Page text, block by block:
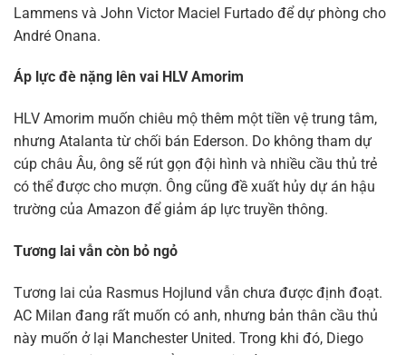
Lammens và John Victor Maciel Furtado để dự phòng cho
André Onana.
Áp lực đè nặng lên vai HLV Amorim
HLV Amorim muốn chiêu mộ thêm một tiền vệ trung tâm,
nhưng Atalanta từ chối bán Ederson. Do không tham dự
cúp châu Âu, ông sẽ rút gọn đội hình và nhiều cầu thủ trẻ
có thể được cho mượn. Ông cũng đề xuất hủy dự án hậu
trường của Amazon để giảm áp lực truyền thông.
Tương lai vẫn còn bỏ ngỏ
Tương lai của Rasmus Hojlund vẫn chưa được định đoạt.
AC Milan đang rất muốn có anh, nhưng bản thân cầu thủ
này muốn ở lại Manchester United. Trong khi đó, Diego